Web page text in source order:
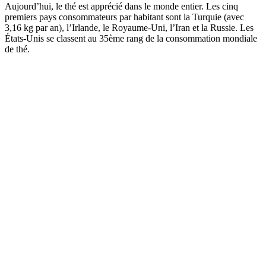
Aujourd’hui, le thé est apprécié dans le monde entier. Les cinq
premiers pays consommateurs par habitant sont la Turquie (avec
3,16 kg par an), l’Irlande, le Royaume-Uni, l’Iran et la Russie. Les
États-Unis se classent au 35ème rang de la consommation mondiale
de thé.